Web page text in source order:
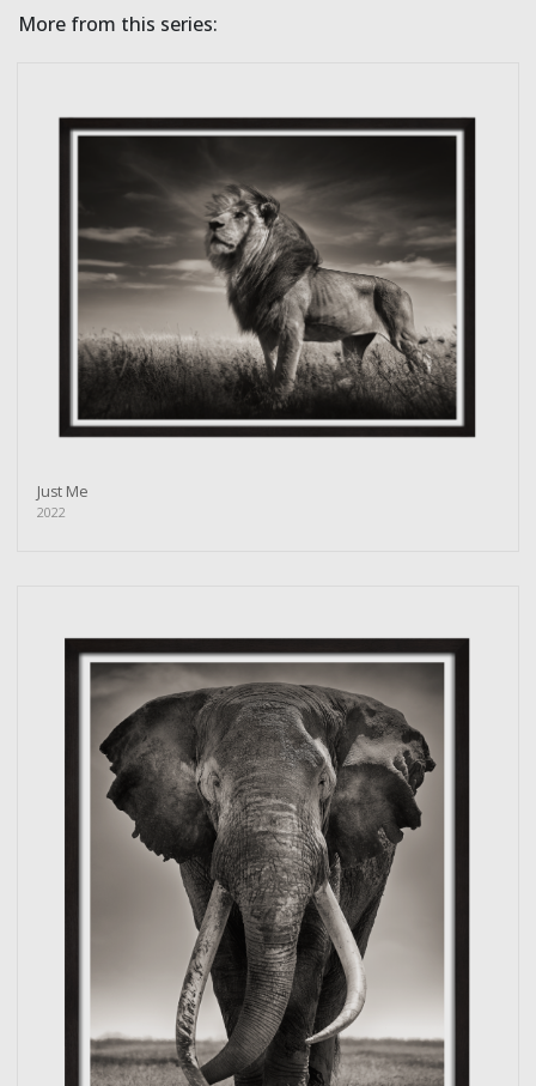
More from this series:
Just Me
2022